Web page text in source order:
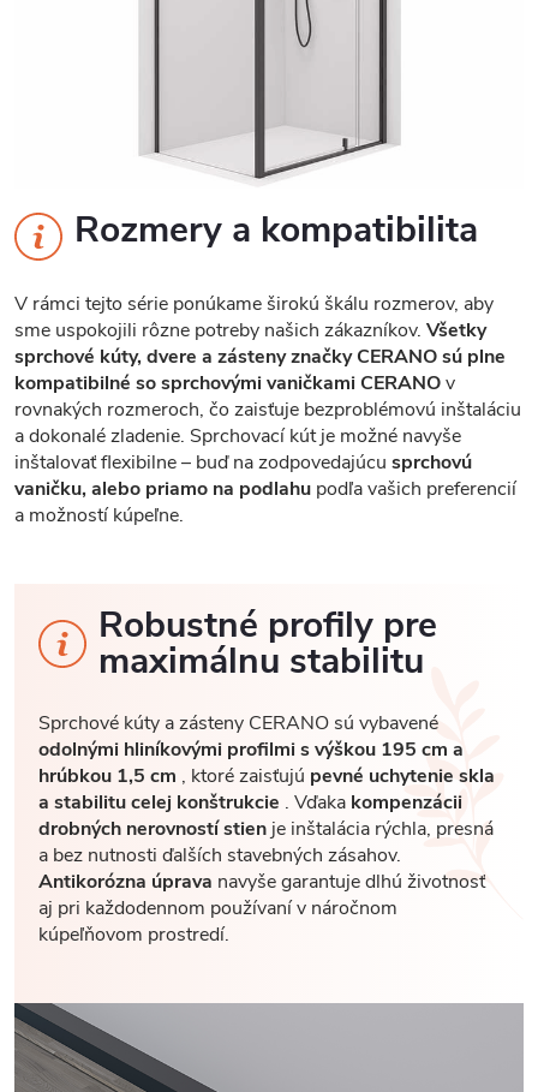
Rozmery a kompatibilita
V rámci tejto série ponúkame širokú škálu rozmerov, aby
sme uspokojili rôzne potreby našich zákazníkov. Všetky
sprchové kúty, dvere a zásteny značky CERANO sú plne
kompatibilné so sprchovými vaničkami CERANOv
rovnakých rozmeroch, čo zaisťuje bezproblémovú inštaláciu
a dokonalé zladenie. Sprchovací kút je možné navyše
inštalovať flexibilne – buď na zodpovedajúcu sprchovú
vaničku, alebo priamo na podlahu podľa vašich preferencií
a možností kúpeľne.
Robustné profily pre
maximálnu stabilitu
Sprchové kúty a zásteny CERANO sú vybavené
odolnými hliníkovými profilmi s výškou 195 cm a
hrúbkou 1,5 cm , ktoré zaisťujú pevné uchytenie skla
a stabilitu celej konštrukcie . Vďaka kompenzácii
drobných nerovností stien je inštalácia rýchla, presná
a bez nutnosti ďalších stavebných zásahov.
Antikorózna úprava navyše garantuje dlhú životnosť
aj pri každodennom používaní v náročnom
kúpeľňovom prostredí.